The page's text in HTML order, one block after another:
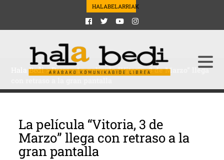
HALABELARRIAK
Hala Bedi>Press>La película “Vitoria, 3 de Marzo” llega
La película “Vitoria, 3 de
Marzo” llega con retraso a la
gran pantalla